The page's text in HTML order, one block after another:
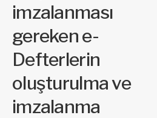
imzalanması
gereken e-
Defterlerin
oluşturulma ve
imzalanma